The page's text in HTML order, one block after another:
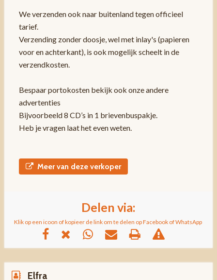
We verzenden ook naar buitenland tegen officieel
tarief.
Verzending zonder doosje, wel met inlay's (papieren
voor en achterkant), is ook mogelijk scheelt in de
verzendkosten.
Bespaar portokosten bekijk ook onze andere
advertenties
Bijvoorbeeld 8 CD’s in 1 brievenbuspakje.
Heb je vragen laat het even weten.
Meer van deze verkoper
Delen via:
Klik op een icoon of kopieer de link om te delen op Facebook of WhatsApp
Elfra